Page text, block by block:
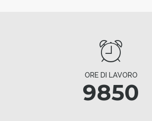
ORE DI LAVORO
9850